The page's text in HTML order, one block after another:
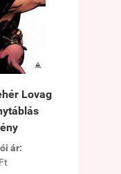
Lovag
ár: